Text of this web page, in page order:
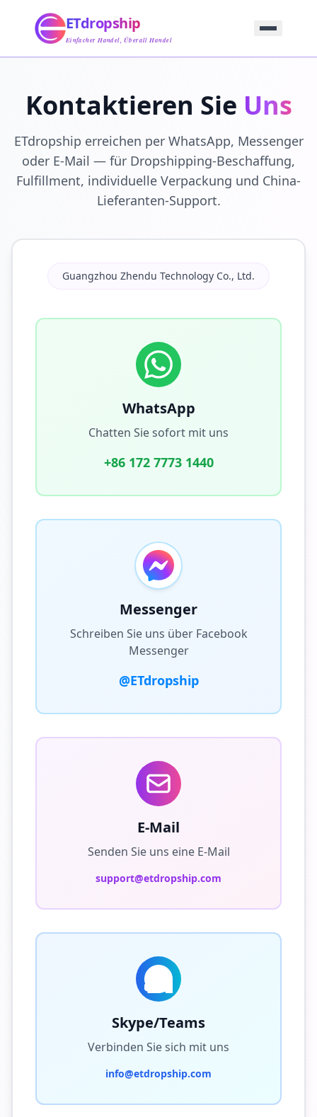
Beschaffung
Service
Produkt
Support
Kontaktieren Sie Uns
ETdropship
Einfacher Handel, Überall Handel
Kontaktieren Sie Uns
ETdropship erreichen per WhatsApp, Messenger
oder E-Mail — für Dropshipping-Beschaffung,
Fulfillment, individuelle Verpackung und China-
Lieferanten-Support.
Guangzhou Zhendu Technology Co., Ltd.
WhatsApp
Chatten Sie sofort mit uns
+86 172 7773 1440
Messenger
Schreiben Sie uns über Facebook
Messenger
@ETdropship
E-Mail
Senden Sie uns eine E-Mail
support@etdropship.com
Skype/Teams
Verbinden Sie sich mit uns
info@etdropship.com